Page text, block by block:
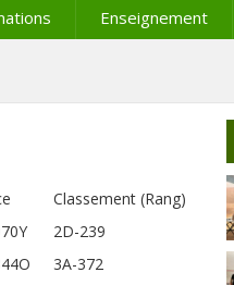
Enseignement
Classement (Rang)
2D-239
3A-372